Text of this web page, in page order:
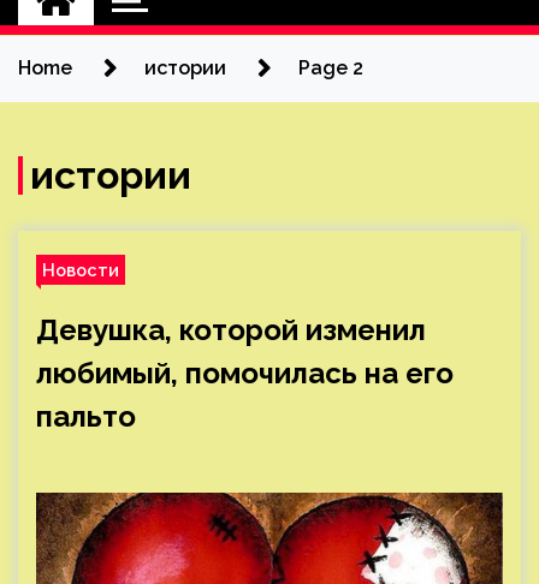
Home истории Page 2
истории
Новости
Девушка, которой изменил
любимый, помочилась на его
пальто